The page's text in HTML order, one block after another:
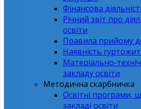
Фінансова
Річний звіт про
освіти
Правила прийому
Наявність
Матеріально-
закладу освіти
Методична скарбничка
Освітні програми,
закладі освіти